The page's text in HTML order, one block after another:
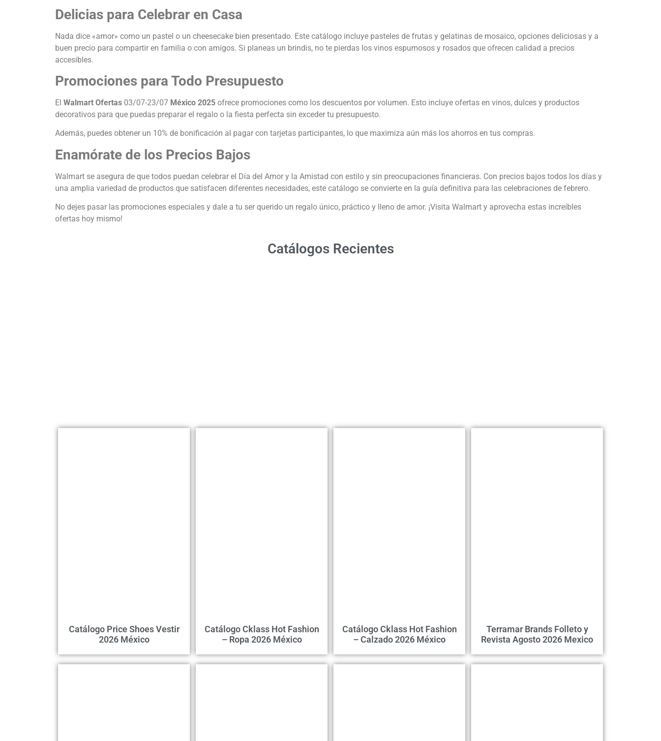
Delicias para Celebrar en Casa
Nada dice «amor» como un pastel o un cheesecake bien presentado. Este catálogo incluye pasteles de frutas y gelatinas de mosaico, opciones deliciosas y a
buen precio para compartir en familia o con amigos. Si planeas un brindis, no te pierdas los vinos espumosos y rosados que ofrecen calidad a precios
accesibles.
Promociones para Todo Presupuesto
El Walmart Ofertas 03/07-23/07 México 2025 ofrece promociones como los descuentos por volumen. Esto incluye ofertas en vinos, dulces y productos
decorativos para que puedas preparar el regalo o la fiesta perfecta sin exceder tu presupuesto.
Además, puedes obtener un 10% de bonificación al pagar con tarjetas participantes, lo que maximiza aún más los ahorros en tus compras.
Enamórate de los Precios Bajos
Walmart se asegura de que todos puedan celebrar el Día del Amor y la Amistad con estilo y sin preocupaciones financieras. Con precios bajos todos los días y
una amplia variedad de productos que satisfacen diferentes necesidades, este catálogo se convierte en la guía definitiva para las celebraciones de febrero.
No dejes pasar las promociones especiales y dale a tu ser querido un regalo único, práctico y lleno de amor. ¡Visita Walmart y aprovecha estas increíbles
ofertas hoy mismo!
Catálogos Recientes
Catálogo Price Shoes Vestir
2026 México
Catálogo Cklass Hot Fashion
– Ropa 2026 México
Catálogo Cklass Hot Fashion
– Calzado 2026 México
Terramar Brands Folleto y
Revista Agosto 2026 Mexico